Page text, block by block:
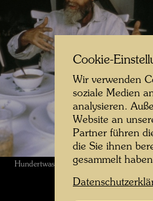
Hundertwasser am Abersee ,
Cookie-
Wir verwenden
soziale Medien
analysieren.
Website an
Partner führen
die Sie ihnen
gesammelt haben